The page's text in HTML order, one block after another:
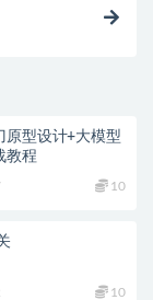
原型设计+大模型
教程
10
10